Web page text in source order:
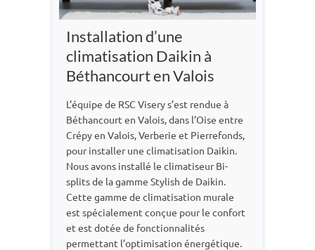
Installation d’une
climatisation Daikin à
Béthancourt en Valois
L’équipe de RSC Visery s’est rendue à
Béthancourt en Valois, dans l’Oise entre
Crépy en Valois, Verberie et Pierrefonds,
pour installer une climatisation Daikin.
Nous avons installé le climatiseur Bi-
splits de la gamme Stylish de Daikin.
Cette gamme de climatisation murale
est spécialement conçue pour le confort
et est dotée de fonctionnalités
permettant l’optimisation énergétique.